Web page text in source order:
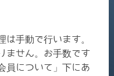
は手動で行います。
ません。お手数です
員について」下にあ